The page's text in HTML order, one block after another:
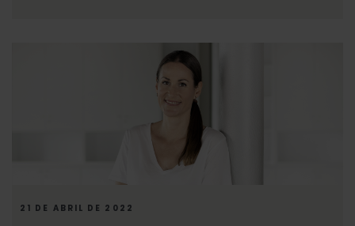
21 DE ABRIL DE 2022